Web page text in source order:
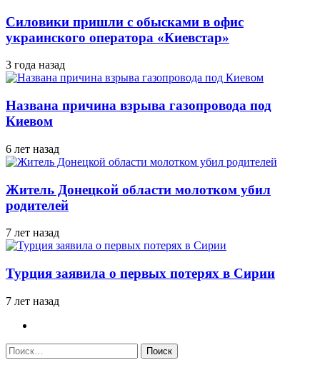
Силовики пришли с обысками в офис
украинского оператора «Киевстар»
3 года назад
Названа причина взрыва газопровода под
Киевом
6 лет назад
Житель Донецкой области молотком убил
родителей
7 лет назад
Турция заявила о первых потерях в Сирии
7 лет назад
Найти: